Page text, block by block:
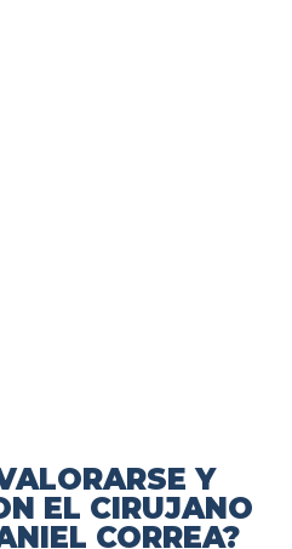
Y
EL CIRUJANO
CORREA?